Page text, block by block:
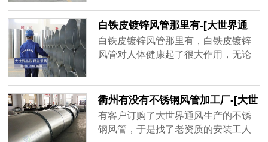
很多电费。
理，新一轮生产要等15天之后才能发
货，客户还等着用呢，于是找到大世
界通风，地处无锡，离工地不远，并
且确保3天出货，客户在验证以后很快
白铁皮镀锌风管那里有-[大世界通
风]
白铁皮镀锌风管那里有，白铁皮镀锌
风管对人体健康起了很大作用，无论
集，要全天不停运转，因此白铁皮镀
锌风管质量要好，加强通风效率，避
免损坏。常年做通风工程的客户知道
怎么分辨白铁皮镀锌风管的质量好
衢州有没有不锈钢风管加工厂-[大世
界通风]
有客户订购了大世界通风生产的不锈
钢风管，于是找了老资质的安装工人